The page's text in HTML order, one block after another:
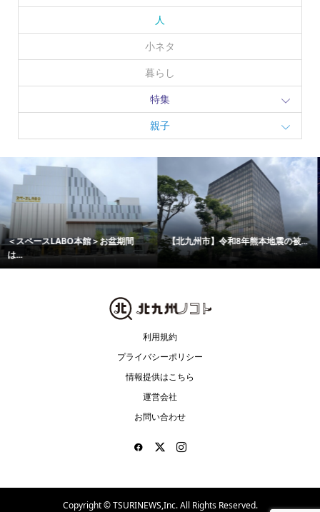
人
小ネタ
暮らし
特集
親子
打ち上げ花火も！ ザ マティルタ... 松永文庫で平和を願う「戦争映画...
利用規約
プライバシーポリシー
情報提供はこちら
運営会社
お問い合わせ
Copyright ©TSURINEWS,Inc. All Rights Reserved.